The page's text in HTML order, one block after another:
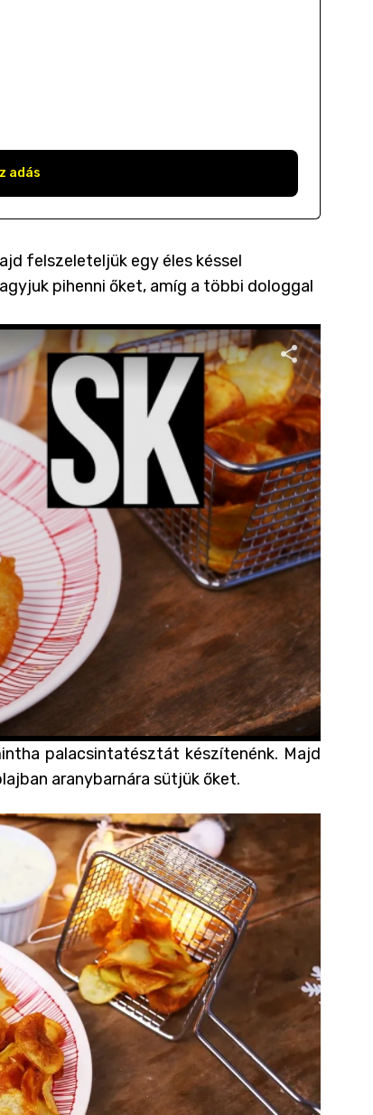
adás
felszeleteljük egy éles késsel
pihenni őket, amíg a többi dologgal
palacsintatésztát készítenénk. Majd
aranybarnára sütjük őket.